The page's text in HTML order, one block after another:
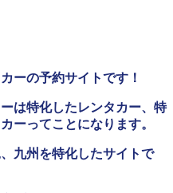
ーの予約サイトです！
は特化したレンタカー、特
ーってことになります。
九州を特化したサイトで